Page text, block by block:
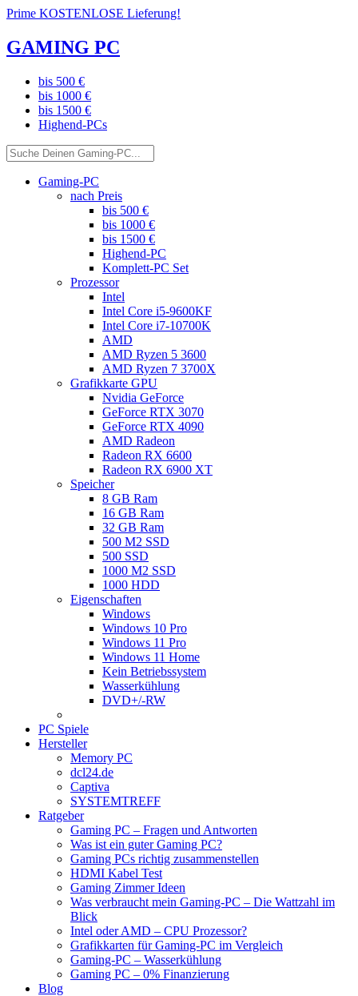
Prime KOSTENLOSE Lieferung!
GAMING PC
bis 500 €
bis 1000 €
bis 1500 €
Highend-PCs
Gaming-PC
nach Preis
bis 500 €
bis 1000 €
bis 1500 €
Highend-PC
Komplett-PC Set
Prozessor
Intel
Intel Core i5-9600KF
Intel Core i7-10700K
AMD
AMD Ryzen 5 3600
AMD Ryzen 7 3700X
Grafikkarte GPU
Nvidia GeForce
GeForce RTX 3070
GeForce RTX 4090
AMD Radeon
Radeon RX 6600
Radeon RX 6900 XT
Speicher
8 GB Ram
16 GB Ram
32 GB Ram
500 M2 SSD
500 SSD
1000 M2 SSD
1000 HDD
Eigenschaften
Windows
Windows 10 Pro
Windows 11 Pro
Windows 11 Home
Kein Betriebssystem
Wasserkühlung
DVD+/-RW
PC Spiele
Hersteller
Memory PC
dcl24.de
Captiva
SYSTEMTREFF
Ratgeber
Gaming PC – Fragen und Antworten
Was ist ein guter Gaming PC?
Gaming PCs richtig zusammenstellen
HDMI Kabel Test
Gaming Zimmer Ideen
Was verbraucht mein Gaming-PC – Die Wattzahl im
Blick
Intel oder AMD – CPU Prozessor?
Grafikkarten für Gaming-PC im Vergleich
Gaming-PC – Wasserkühlung
Gaming PC – 0% Finanzierung
Blog